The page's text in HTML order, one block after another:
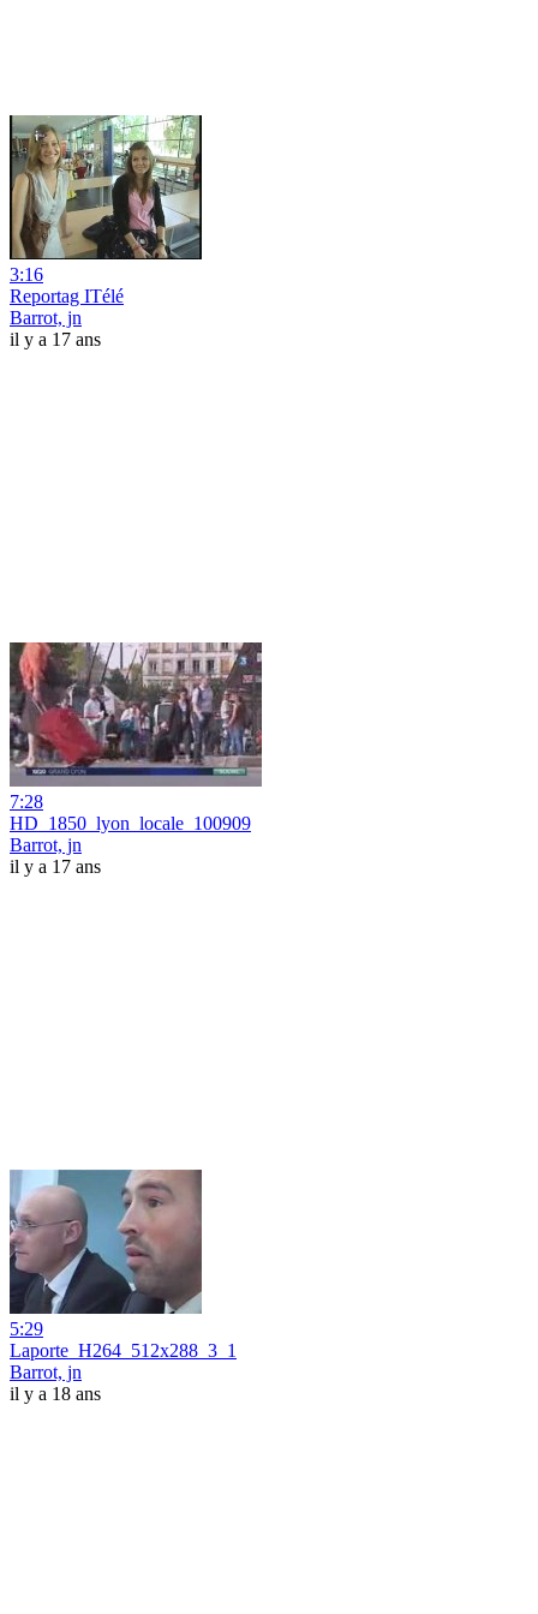
3:16
Reportag ITélé
Barrot, jn
il y a 17 ans
7:28
HD_1850_lyon_locale_100909
Barrot, jn
il y a 17 ans
5:29
Laporte_H264_512x288_3_1
Barrot, jn
il y a 18 ans